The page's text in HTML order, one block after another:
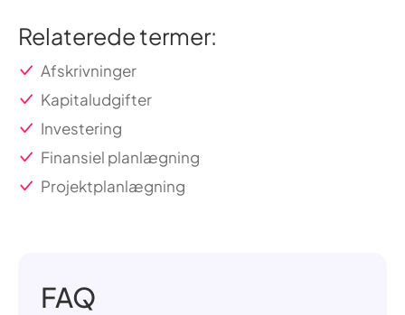
Relaterede termer:
Afskrivninger
Kapitaludgifter
Investering
Finansiel planlægning
Projektplanlægning
FAQ